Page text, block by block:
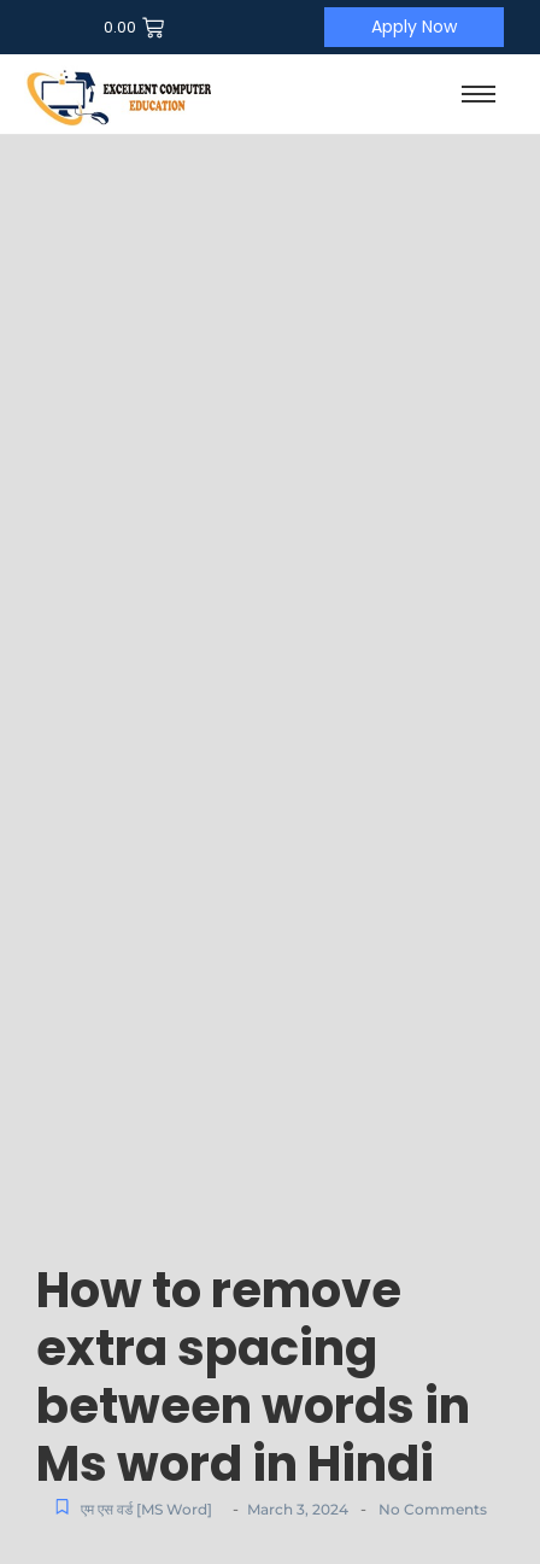
0.00 Apply Now
How to remove
extra spacing
between words in
Ms word in Hindi
एम एस वर्ड [MS Word] - March 3, 2024 - No Comments